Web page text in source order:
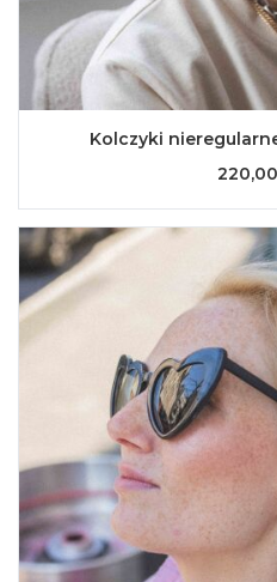
Kolczyki